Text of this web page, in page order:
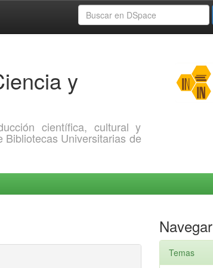
y
científica, cultural y
Bibliotecas Universitarias de
Navegar
Temas